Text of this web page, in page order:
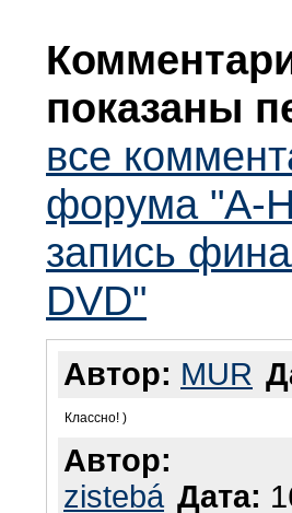
показаны
все
форума "A-
запись
DVD"
Автор: MUR
Классно! )
Автор:
zistebá Дата: